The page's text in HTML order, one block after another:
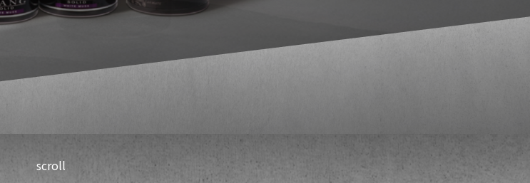
scroll